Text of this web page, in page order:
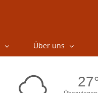
Über uns